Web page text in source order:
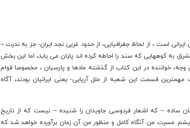
است ، از لحاظ جغرافیایی، از حدود غربی نجد ایران- جز به ندرت –
به کوههایی که سند را احاطه کرده اند پایان می یابد، اما این بخش
خواننده در این کتاب از گذشته مادها و پارسیان ، مخصوصا قوام
قسمت این شعبه از ملل آریایی- یعنی ایرانیان بودند، آگاه
ساده – که اشعار فردوسی جاویدان را شنیده – نیست که از تاریخ
مسرت من آنگاه کامل و منظور من آن زمان برآورده خواهد شد که